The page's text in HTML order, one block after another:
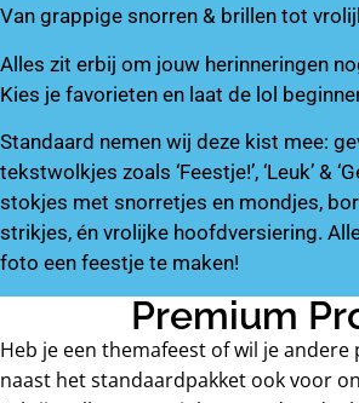
Van grappige snorren & brillen tot
Alles zit erbij om jouw herinneringen
Kies je favorieten en laat de lol
Standaard nemen wij deze kist mee:
tekstwolkjes zoals ‘Feestje!’, ‘Leuk’ &
stokjes met snorretjes en mondjes,
strikjes, én vrolijke hoofdversiering.
foto een feestje te maken!
Premium
Heb je een themafeest of wil je andere
naast het standaardpakket ook voor